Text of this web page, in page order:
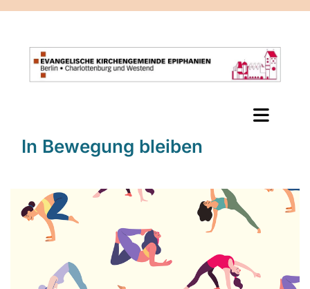
In Bewegung bleiben